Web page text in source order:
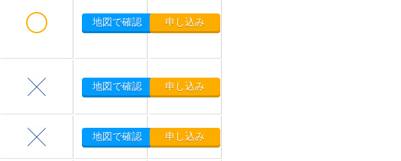
地図で確認 申し込み
地図で確認 申し込み
地図で確認 申し込み